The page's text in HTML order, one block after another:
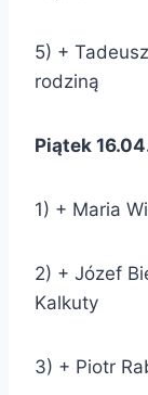
5) +
rodziną
Piątek
1) + Maria
2) + Józef
Kalkuty
3) + Piotr